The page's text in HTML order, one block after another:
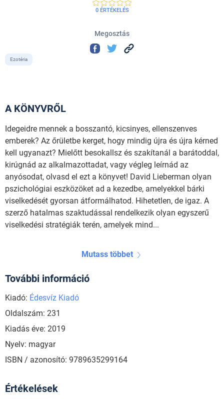
0 ÉRTÉKELÉS
Megosztás
Ezotéria
A KÖNYVRŐL
Idegeidre mennek a bosszantó, kicsinyes, ellenszenves
emberek? Az őrületbe kerget, hogy mindig újra és újra kérned
kell ugyanazt? Mielőtt besokallsz és szakítanál a barátoddal,
kirúgnád az alkalmazottadat, vagy végleg leírnád az
anyósodat, olvasd el ezt a könyvet! David Lieberman olyan
pszichológiai eszközöket ad a kezedbe, amelyekkel bárki
viselkedését gyorsan átformálhatod. Hihetetlen, de igaz. A
szerző hatalmas szaktudással rendelkezik olyan egyszerű
viselkedési stratégiák terén, amelyek mind...
Mutass többet
További információ
Kiadó: Édesvíz Kiadó
Oldalszám: 231
Kiadás éve: 2019
Nyelv: magyar
ISBN / azonosító: 9789635299164
Értékelések